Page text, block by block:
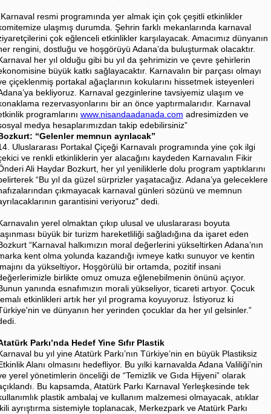
resmi programında yer almak için çok çeşitli etkinlikler
ulaşmış durumda. Şehrin farklı mekanlarında karnaval
çok eğlenceli etkinlikler karşılayacak. Amacımız dünyanın
rengini, dostluğu ve hoşgörüyü Adana’da buluşturmak olacaktır.
her yıl olduğu gibi bu yıl da şehrimizin ve çevre şehirlerin
büyük katkı sağlayacaktır. Karnavalın bir parçası olmayı
çiçeklenmiş portakal ağaçlarının kokularını hissetmek isteyenleri
bekliyoruz. Karnaval gezginlerine tavsiyemiz ulaşım ve
rezervasyonlarını bir an önce yaptırmalarıdır. Karnaval
programlarını www.nisandaadanada.com adresimizden ve
medya hesaplarımızdan takip edebilirsiniz”
“Gelenler memnun ayrılacak”
Uluslararası Portakal Çiçeği Karnavalı programında yine çok ilgi
ve renkli etkinliklerin yer alacağını kaydeden Karnavalın Fikir
Ali Haydar Bozkurt, her yıl yeniliklerle dolu program yaptıklarını
“Bu yıl da güzel sürprizler yaşatacağız. Adana’ya geleceklere
çıkmayacak karnaval günleri sözünü ve memnun
garantisini veriyoruz" dedi.
yerel olmaktan çıkıp ulusal ve uluslararası boyuta
büyük bir turizm hareketliliği sağladığına da işaret eden
“Karnaval halkımızın moral değerlerini yükseltirken Adana’nın
kent olma yolunda kazandığı ivmeye katkı sunuyor ve kentin
da yükseltiyor. Hoşgörülü bir ortamda, pozitif insani
birlikte omuz omuza eğlenebilmenin önünü açıyor.
yanında esnafımızın morali yükseliyor, ticareti artıyor. Çocuk
etkinlikleri artık her yıl programa koyuyoruz. İstiyoruz ki
ve dünyanın her yerinden çocuklar da her yıl gelsinler.”
Parkı’nda Hedef Yine Sıfır Plastik
bu yıl yine Atatürk Parkı’nın Türkiye’nin en büyük Plastiksiz
Alanı olmasını hedefliyor. Bu yılki karnavalda Adana Valiliği’nin
yerel yönetimlerin önceliği de “Temizlik ve Gıda Hijyeni” olarak
Bu kapsamda, Atatürk Parkı Karnaval Yerleşkesinde tek
plastik ambalaj ve kullanım malzemesi olmayacak, atıklar
ayrıştırma sistemiyle toplanacak, Merkezpark ve Atatürk Parkı